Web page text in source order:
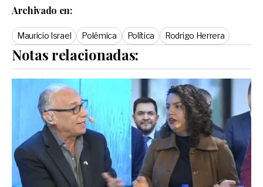
Archivado en:
Mauricio Israel Polémica Política Rodrigo Herrera
Notas relacionadas: